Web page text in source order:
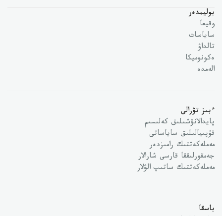
بوليمدەر
وقيعا
ساياسات
تالداۋ
ەكونوميكا
الەمدە
ءبىز تۋرالى
پايدالانۋشىلىق كەلىسىم
قۇپىيالىلىق ساياساتى
مەملەكەتتىك رامىزدەر
جەمقورلىققا قارسى شارالار
مەملەكەتتىك ساتىپ الۋلار
باسقا